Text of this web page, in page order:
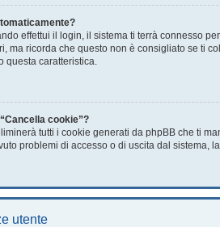
effettui il login, il sistema ti terrà connesso
ma ricorda che questo non è consigliato se ti
questa caratteristica.
cookie”?
tutti i cookie generati da phpBB che ti
problemi di accesso o di uscita dal sistema,
utente